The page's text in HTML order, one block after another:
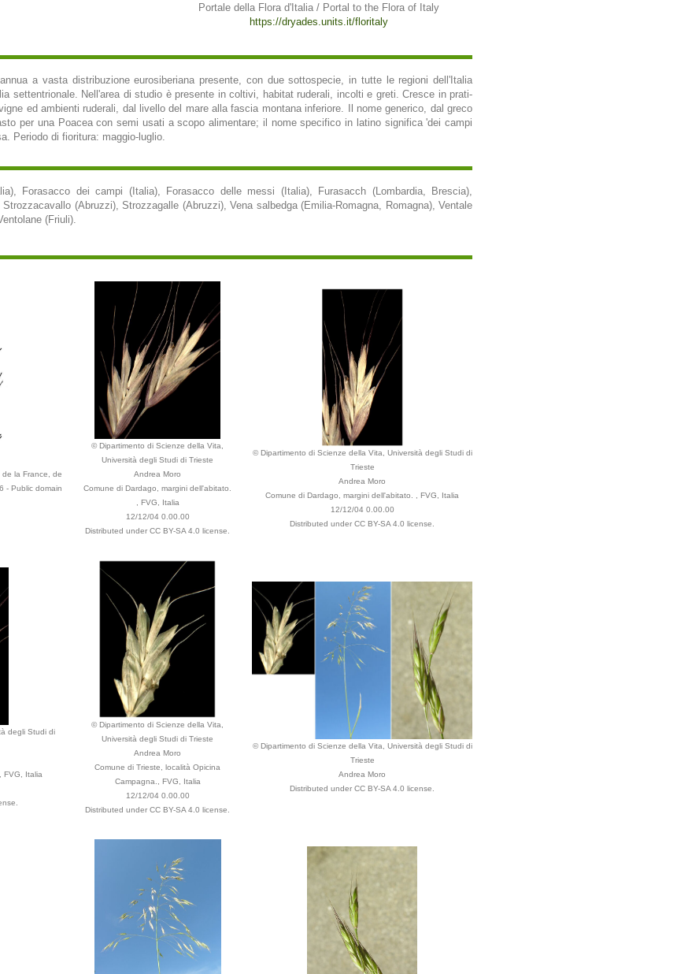
Portale della Flora d'Italia / Portal to the Flora of Italy
https://dryades.units.it/floritaly
a vasta distribuzione eurosiberiana presente, con due sottospecie, in tutte le regioni dell'Italia
settentrionale. Nell'area di studio è presente in coltivi, habitat ruderali, incolti e greti. Cresce in prati-
ed ambienti ruderali, dal livello del mare alla fascia montana inferiore. Il nome generico, dal greco
per una Poacea con semi usati a scopo alimentare; il nome specifico in latino significa 'dei campi
Periodo di fioritura: maggio-luglio.
Forasacco dei campi (Italia), Forasacco delle messi (Italia), Furasacch (Lombardia, Brescia),
(Abruzzi), Strozzagalle (Abruzzi), Vena salbedga (Emilia-Romagna, Romagna), Ventale
(Friuli).
de la France, de
- Public domain
© Dipartimento di Scienze della Vita,
Università degli Studi di Trieste
Andrea Moro
Comune di Dardago, margini dell'abitato.
, FVG, Italia
12/12/04 0.00.00
Distributed under CC BY-SA 4.0 license.
© Dipartimento di Scienze della Vita, Università degli Studi di
Trieste
Andrea Moro
Comune di Dardago, margini dell'abitato. , FVG, Italia
12/12/04 0.00.00
Distributed under CC BY-SA 4.0 license.
degli Studi di
FVG, Italia
© Dipartimento di Scienze della Vita,
Università degli Studi di Trieste
Andrea Moro
Comune di Trieste, località Opicina
Campagna., FVG, Italia
12/12/04 0.00.00
Distributed under CC BY-SA 4.0 license.
© Dipartimento di Scienze della Vita, Università degli Studi di
Trieste
Andrea Moro
Distributed under CC BY-SA 4.0 license.